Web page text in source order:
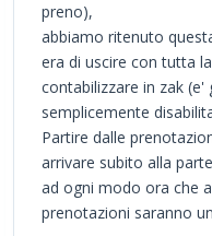
preno),
abbiamo ritenuto
era di uscire con tutta
contabilizzare in zak
semplicemente
Partire dalle
arrivare subito alla
ad ogni modo ora che
prenotazioni saranno